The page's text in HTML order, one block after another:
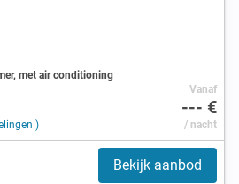
met air conditioning
)
Vanaf
--- €
/ nacht
Bekijk aanbod